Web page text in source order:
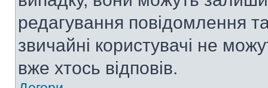
редагування повідомлення
звичайні користувачі не
вже хтось відповів.